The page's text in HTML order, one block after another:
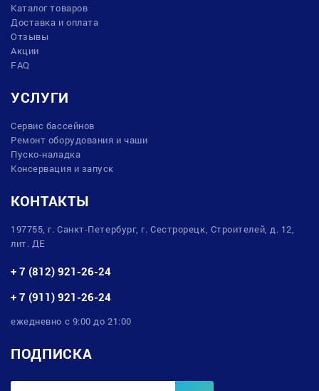
Каталог товаров
Доставка и оплата
Отзывы
Акции
FAQ
УСЛУГИ
Сервис бассейнов
Ремонт оборудования и чаши
Пуско-наладка
Консервация и запуск
КОНТАКТЫ
197755, г. Санкт-Петербург, г. Сестрорецк, Строителей, д. 12,
лит. ДЕ
+ 7 (812) 921-26-24
+ 7 (911) 921-26-24
ежедневно с 9:00 до 21:00
ПОДПИСКА